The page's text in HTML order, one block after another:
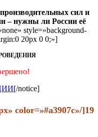
сил и
– нужны ли России её
style=»background-
20px 0 0;»]
[/notice]
color=»#a3907c»/]19